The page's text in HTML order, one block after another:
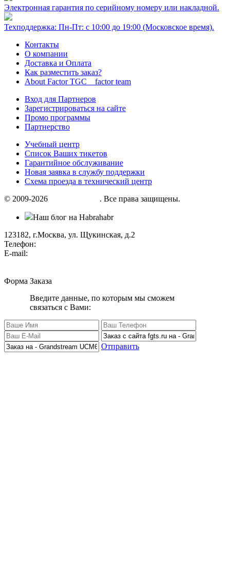
Электронная гарантия по серийному номеру или накладной.
Техподдержка: Пн-Пт: с 10:00 до 19:00 (Московское время).
Контакты
О компании
Доставка и Оплата
Как разместить заказ?
About Factor TGC _ factor team
Вход для Партнеров
Зарегистрироваться на сайте
Промо программы
Партнерство
Учебный центр
Список Ваших тикетов
Гарантийное обслуживание
Новая заявка в службу поддержки
Схема проезда в технический центр
© 2009-2026
. Все права защищены.
Наш блог на Habrahabr
123182, г.Москва, ул. Щукинская, д.2
Телефон:
E-mail:
Форма Заказа
Введите данные, по которым мы сможем
связаться с Вами:
Отправить